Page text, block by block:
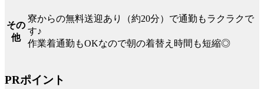
その
他
寮からの無料送迎あり（約20分）で通勤もラクラクで
す♪
作業着通勤もOKなので朝の着替え時間も短縮◎
PRポイント